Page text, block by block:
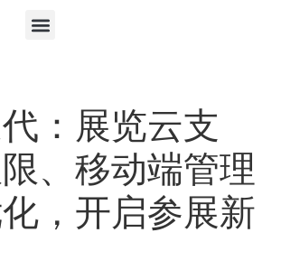
：展览云支
、移动端管理
，开启参展新